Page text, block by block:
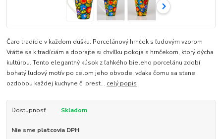
Čaro tradície v každom dúšku: Porcelánový hrnček s ľudovým vzorom
Vráťte sa k tradíciám a doprajte si chvíľku pokoja s hrnčekom, ktorý dýcha
kultúrou. Tento elegantný kúsok z ľahkého bieleho porcelánu zdobí
bohatý ľudový motív po celom jeho obvode, vďaka čomu sa stane
ozdobou každej kuchyne či prest... celý popis
Dostupnosť Skladom
Nie sme platcovia DPH